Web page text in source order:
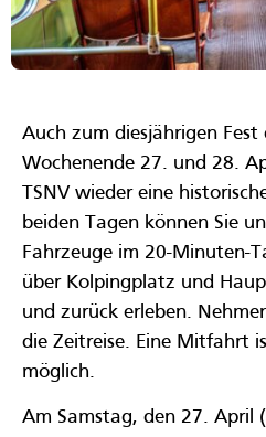
Auch zum diesjährigen Fest
Wochenende 27. und 28.
TSNV wieder eine
beiden Tagen können Sie
Fahrzeuge im 20-Minuten-
über Kolpingplatz und
und zurück erleben.
die Zeitreise. Eine Mitfahrt
möglich.
Am Samstag, den 27. April